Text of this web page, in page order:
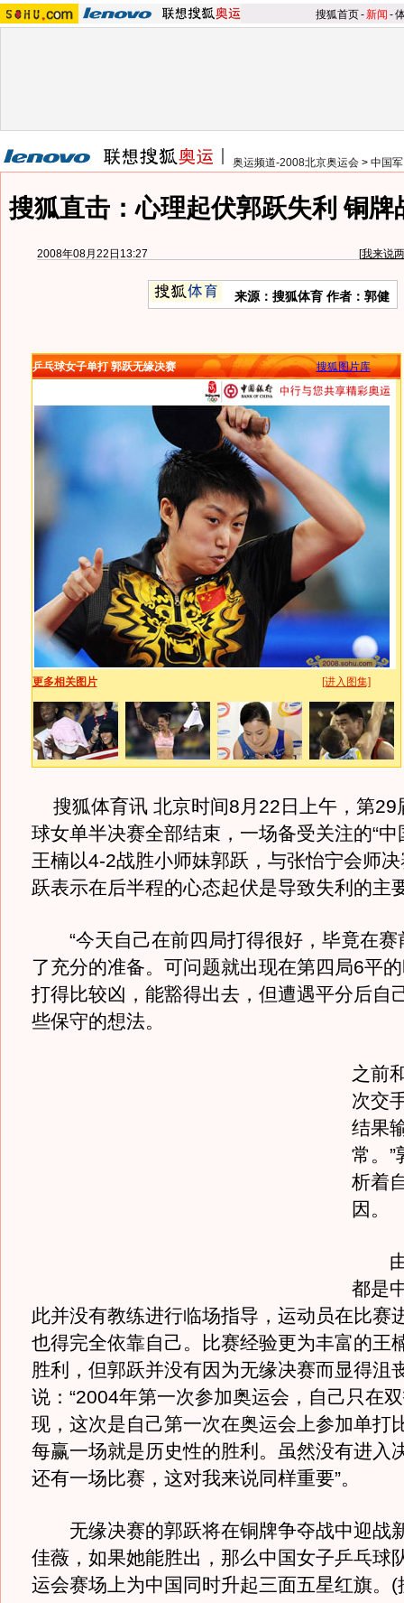
搜狐首页-新闻 -
奥运频道-2008北京奥运会 > 中国
搜狐直击：心理起伏郭跃失利 铜牌
2008年08月22日13:27 [我来说
来源：搜狐体育 作者：郭健
乒乓球女子单打 郭跃无缘决赛 搜狐图片库
更多相关图片 [进入图集]
搜狐体育讯 北京时间8月22日上午，第29
球女单半决赛全部结束，一场备受关注的“中
王楠以4-2战胜小师妹郭跃，与张怡宁会师
跃表示在后半程的心态起伏是导致失利的主
“今天自己在前四局打得很好，毕竟在赛
了充分的准备。可问题就出现在第四局6平
打得比较凶，能豁得出去，但遭遇平分后自
些保守的想法。
之前
次交
结果
常。”
析着
因。
由
都是
此并没有教练进行临场指导，运动员在比赛
也得完全依靠自己。比赛经验更为丰富的王
胜利，但郭跃并没有因为无缘决赛而显得沮
说：“2004年第一次参加奥运会，自己只在
现，这次是自己第一次在奥运会上参加单打
每赢一场就是历史性的胜利。虽然没有进入
还有一场比赛，这对我来说同样重要”。
无缘决赛的郭跃将在铜牌争夺战中迎战
佳薇，如果她能胜出，那么中国女子乒乓球
运会赛场上为中国同时升起三面五星红旗。